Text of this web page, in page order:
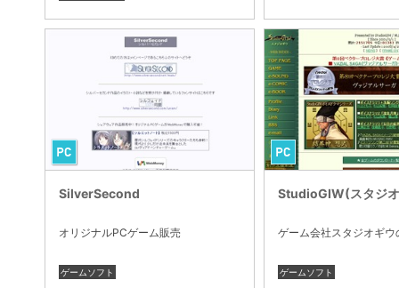
SilverSecond
オリジナルPCゲーム販売
ゲームソフト
StudioGIW(スタジ
ゲーム会社スタジオギウ
ゲームソフト